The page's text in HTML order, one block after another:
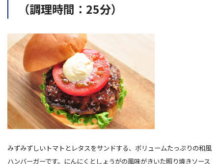
（調理時間：25分）
みずみずしいトマトとレタスをサンドする、ボリュームたっぷりの和風
ハンバーガーです。にんにくとしょうがの風味がきいた照り焼きソース